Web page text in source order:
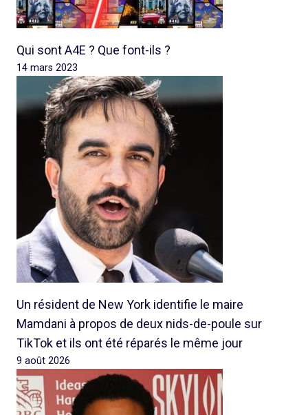
Qui sont A4E ? Que font-ils ?
14 mars 2023
Un résident de New York identifie le maire
Mamdani à propos de deux nids-de-poule sur
TikTok et ils ont été réparés le même jour
9 août 2026